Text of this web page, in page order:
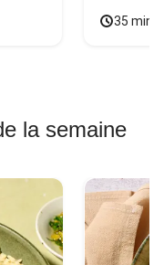
35
la semaine